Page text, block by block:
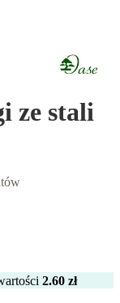
ze stali
2.60 zł